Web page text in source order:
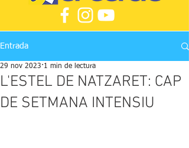
Entrada
L'ESTEL DE NATZARET: CAP
DE SETMANA INTENSIU
29 nov 2023 1 min de lectura